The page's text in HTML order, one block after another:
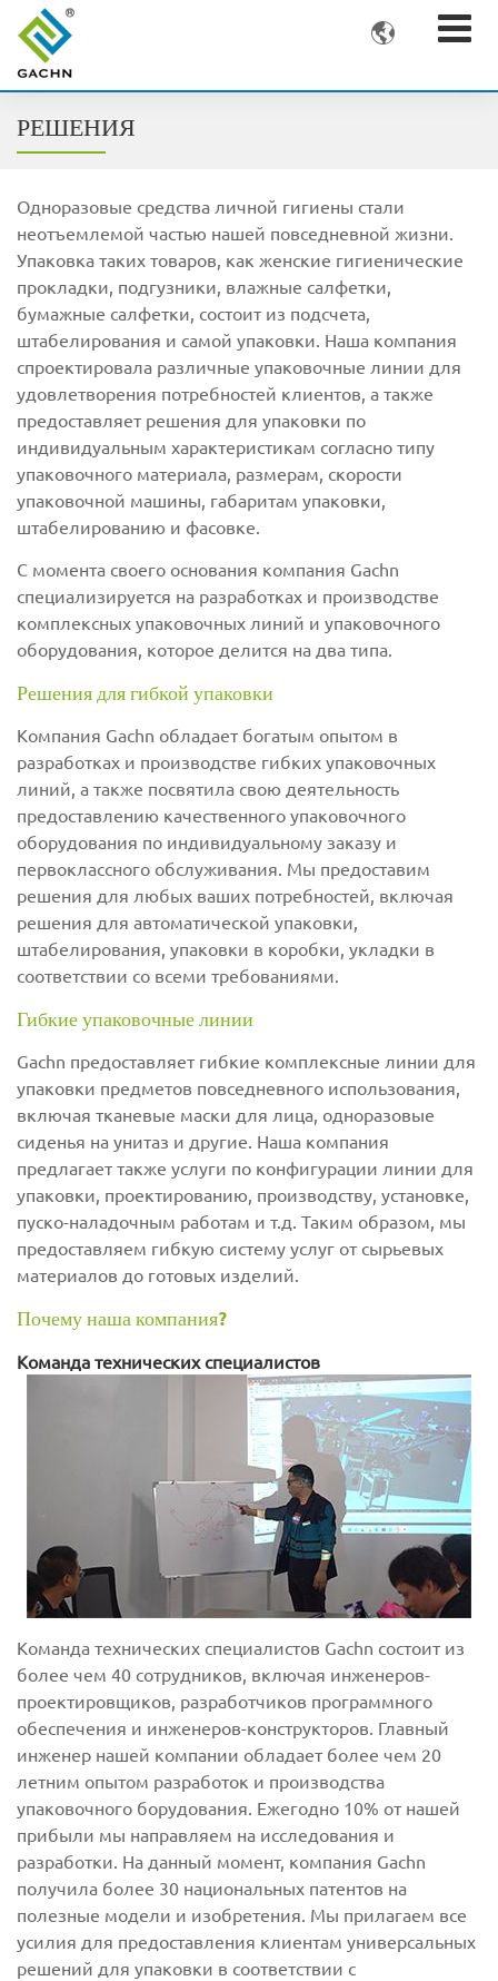

РЕШЕНИЯ
Одноразовые средства личной гигиены стали
неотъемлемой частью нашей повседневной жизни.
Упаковка таких товаров, как женские гигиенические
прокладки, подгузники, влажные салфетки,
бумажные салфетки, состоит из подсчета,
штабелирования и самой упаковки. Наша компания
спроектировала различные упаковочные линии для
удовлетворения потребностей клиентов, а также
предоставляет решения для упаковки по
индивидуальным характеристикам согласно типу
упаковочного материала, размерам, скорости
упаковочной машины, габаритам упаковки,
штабелированию и фасовке.
С момента своего основания компания Gachn
специализируется на разработках и производстве
комплексных упаковочных линий и упаковочного
оборудования, которое делится на два типа.
Решения для гибкой упаковки
Компания Gachn обладает богатым опытом в
разработках и производстве гибких упаковочных
линий, а также посвятила свою деятельность
предоставлению качественного упаковочного
оборудования по индивидуальному заказу и
первоклассного обслуживания. Мы предоставим
решения для любых ваших потребностей, включая
решения для автоматической упаковки,
штабелирования, упаковки в коробки, укладки в
соответствии со всеми требованиями.
Гибкие упаковочные линии
Gachn предоставляет гибкие комплексные линии для
упаковки предметов повседневного использования,
включая тканевые маски для лица, одноразовые
сиденья на унитаз и другие. Наша компания
предлагает также услуги по конфигурации линии для
упаковки, проектированию, производству, установке,
пуско-наладочным работам и т.д. Таким образом, мы
предоставляем гибкую систему услуг от сырьевых
материалов до готовых изделий.
Почему наша компания?
Команда технических специалистов
Команда технических специалистов Gachn состоит из
более чем 40 сотрудников, включая инженеров-
проектировщиков, разработчиков программного
обеспечения и инженеров-конструкторов. Главный
инженер нашей компании обладает более чем 20
летним опытом разработок и производства
упаковочного борудования. Ежегодно 10% от нашей
прибыли мы направляем на исследования и
разработки. На данный момент, компания Gachn
получила более 30 национальных патентов на
полезные модели и изобретения. Мы прилагаем все
усилия для предоставления клиентам универсальных
решений для упаковки в соответствии с